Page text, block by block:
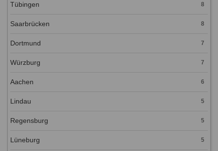
Tübingen 8
Saarbrücken 8
Dortmund 7
Würzburg 7
Aachen 6
Lindau 5
Regensburg 5
Lüneburg 5